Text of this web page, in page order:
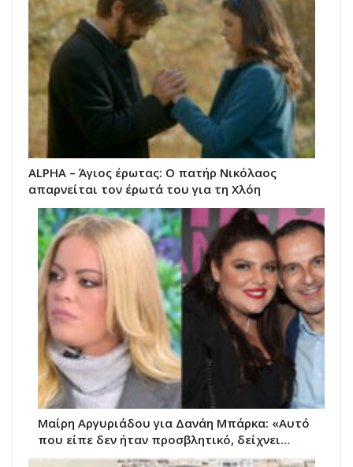
ALPHA – Άγιος έρωτας: Ο πατήρ Νικόλαος
απαρνείται τον έρωτά του για τη Χλόη
Μαίρη Αργυριάδου για Δανάη Μπάρκα: «Αυτό
που είπε δεν ήταν προσβλητικό, δείχνει…